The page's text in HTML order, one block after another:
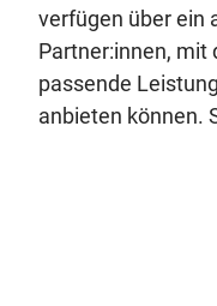
verfügen über ein
Partner:innen, mit
passende
anbieten können.